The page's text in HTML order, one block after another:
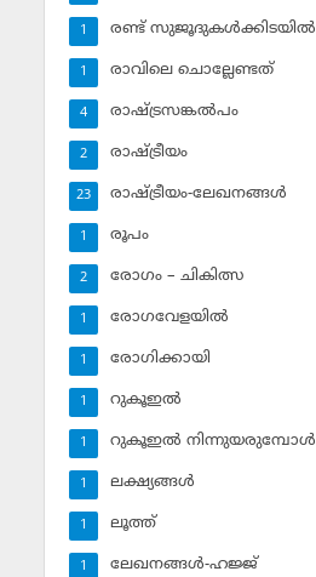
രണ്ട് സുജൂദുകള്‍ക്കിടയില്‍
1
രാവിലെ ചൊല്ലേണ്ടത്
1
രാഷ്ട്രസങ്കല്‍പം
4
രാഷ്ട്രീയം
2
രാഷ്ട്രീയം-ലേഖനങ്ങള്‍
23
രൂപം
1
രോഗം – ചികിത്സ
2
രോഗവേളയില്‍
1
രോഗിക്കായി
1
റുകൂഇല്‍
1
റുകൂഇല്‍ നിന്നുയരുമ്പോള്‍
1
ലക്ഷ്യങ്ങള്‍
1
ലൂത്ത്‌
1
ലേഖനങ്ങള്‍-ഹജ്ജ്‌
1